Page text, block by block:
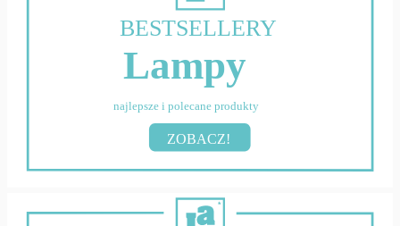
BESTSELLERY
Lampy
najlepsze i polecane produkty
ZOBACZ!